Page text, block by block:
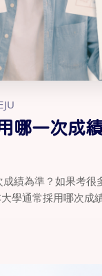
哪一次成
績為準？如果考很
學通常採用哪次成